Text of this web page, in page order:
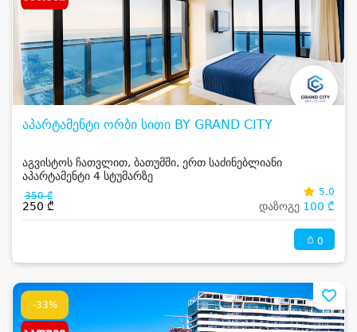
აპარტამენტი ორბი სითი BY GRAND CITY
აგვისტოს ჩათვლით, ბათუმში, ერთ საძინებლიანი
აპარტამენტი 4 სტუმარზე
350 ₾
250 ₾
5.0
დაზოგე 100 ₾
0
-33%